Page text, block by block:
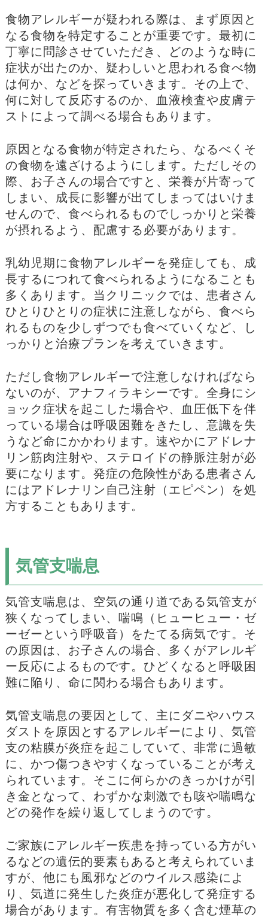
食物アレルギーが疑われる際は、まず原因と
なる食物を特定することが重要です。最初に
丁寧に問診させていただき、どのような時に
症状が出たのか、疑わしいと思われる食べ物
は何か、などを探っていきます。その上で、
何に対して反応するのか、血液検査や皮膚テ
ストによって調べる場合もあります。
原因となる食物が特定されたら、なるべくそ
の食物を遠ざけるようにします。ただしその
際、お子さんの場合ですと、栄養が片寄って
しまい、成長に影響が出てしまってはいけま
せんので、食べられるものでしっかりと栄養
が摂れるよう、配慮する必要があります。
乳幼児期に食物アレルギーを発症しても、成
長するにつれて食べられるようになることも
多くあります。当クリニックでは、患者さん
ひとりひとりの症状に注意しながら、食べら
れるものを少しずつでも食べていくなど、し
っかりと治療プランを考えていきます。
ただし食物アレルギーで注意しなければなら
ないのが、アナフィラキシーです。全身にシ
ョック症状を起こした場合や、血圧低下を伴
っている場合は呼吸困難をきたし、意識を失
うなど命にかかわります。速やかにアドレナ
リン筋肉注射や、ステロイドの静脈注射が必
要になります。発症の危険性がある患者さん
にはアドレナリン自己注射（エピペン）を処
方することもあります。
気管支喘息
気管支喘息は、空気の通り道である気管支が
狭くなってしまい、喘鳴（ヒューヒュー・ゼ
ーゼーという呼吸音）をたてる病気です。そ
の原因は、お子さんの場合、多くがアレルギ
ー反応によるものです。ひどくなると呼吸困
難に陥り、命に関わる場合もあります。
気管支喘息の要因として、主にダニやハウス
ダストを原因とするアレルギーにより、気管
支の粘膜が炎症を起こしていて、非常に過敏
に、かつ傷つきやすくなっていることが考え
られています。そこに何らかのきっかけが引
き金となって、わずかな刺激でも咳や喘鳴な
どの発作を繰り返してしまうのです。
ご家族にアレルギー疾患を持っている方がい
るなどの遺伝的要素もあると考えられていま
すが、他にも風邪などのウイルス感染によ
り、気道に発生した炎症が悪化して発症する
場合があります。有害物質を多く含む煙草の